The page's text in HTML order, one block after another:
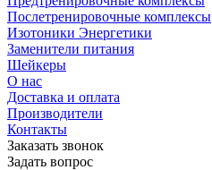
Послетренировочные комплексы
Изотоники Энергетики
Заменители питания
Шейкеры
О нас
Доставка и оплата
Производители
Контакты
Заказать звонок
Задать вопрос